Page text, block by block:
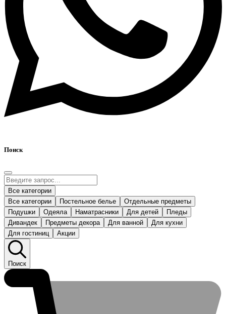
Поиск
Все категории
Все категории
Постельное белье
Отдельные предметы
Подушки
Одеяла Наматрасники Для детей
Пледы
Дивандек
Предметы декора Для ванной
Для кухни
Для гостиниц
Акции
Поиск